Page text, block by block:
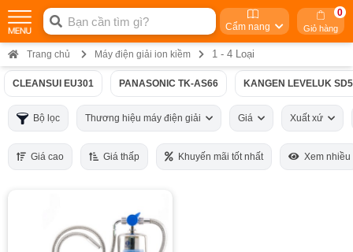
Cẩm nang Giỏ hàng
0
Trang chủ Máy điện giải ion kiềm 1 - 4 Loại
CLEANSUI EU301 PANASONIC TK-AS66 KANGEN LEVELUK
Bộ lọc Thương hiệu máy điện giải Giá Xuất xứ
Giá cao Giá thấp Khuyến mãi tốt nhất Xem nhiều